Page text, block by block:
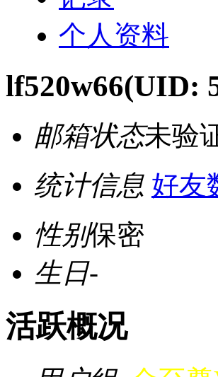
个人资料
lf520w66(UID:
邮箱状态未验
统计信息 好友
性别保密
生日-
活跃概况